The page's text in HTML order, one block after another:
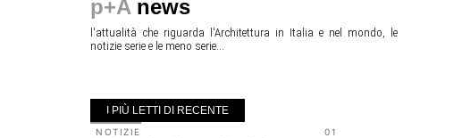
p+A news
l'attualità che riguarda l'Architettura in Italia e nel mondo, le
notizie serie e le meno serie...
I PIÙ LETTI DI RECENTE
01
NOTIZIE